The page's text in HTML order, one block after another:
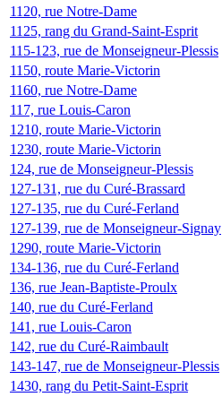
1120, rue Notre-Dame
1125, rang du Grand-Saint-Esprit
115-123, rue de Monseigneur-Plessis
1150, route Marie-Victorin
1160, rue Notre-Dame
117, rue Louis-Caron
1210, route Marie-Victorin
1230, route Marie-Victorin
124, rue de Monseigneur-Plessis
127-131, rue du Curé-Brassard
127-135, rue du Curé-Ferland
127-139, rue de Monseigneur-Signay
1290, route Marie-Victorin
134-136, rue du Curé-Ferland
136, rue Jean-Baptiste-Proulx
140, rue du Curé-Ferland
141, rue Louis-Caron
142, rue du Curé-Raimbault
143-147, rue de Monseigneur-Plessis
1430, rang du Petit-Saint-Esprit